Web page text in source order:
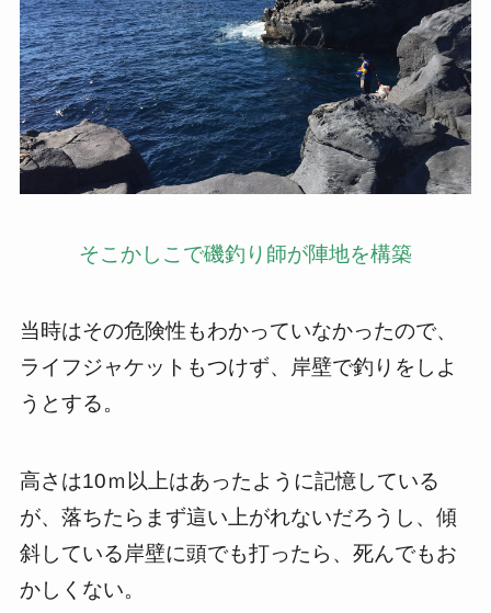
そこかしこで磯釣り師が陣地を構築
当時はその危険性もわかっていなかったので、
ライフジャケットもつけず、岸壁で釣りをしよ
うとする。
高さは10ｍ以上はあったように記憶している
が、落ちたらまず這い上がれないだろうし、傾
斜している岸壁に頭でも打ったら、死んでもお
かしくない。